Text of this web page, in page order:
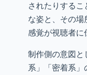
されたりする
な姿と、その場
感覚が視聴者に
制作側の意図と
系」「密着系」